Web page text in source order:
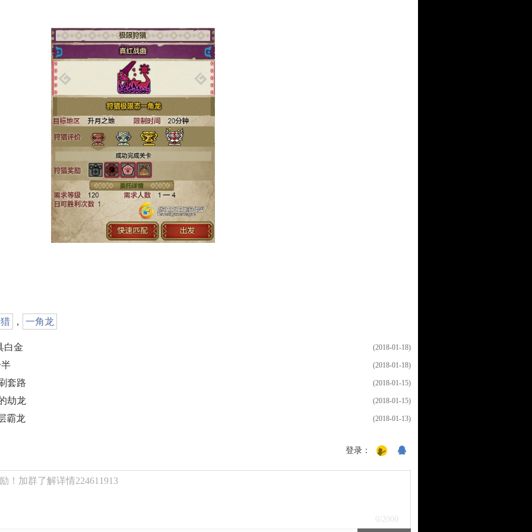
， 一角龙
(2018-01-18)
白金
(2018-01-18)
(2018-01-15)
套路
(2018-01-15)
劫龙
(2018-01-13)
霸龙
登录：
！加群了解详情224611913
0 /2000